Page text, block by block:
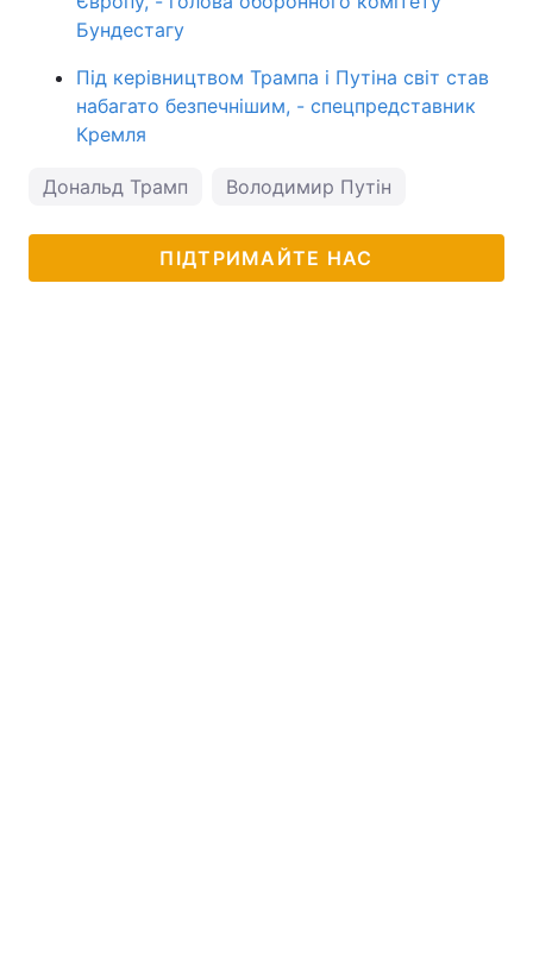
Бундестагу
Під керівництвом Трампа і Путіна світ став
набагато безпечнішим, - спецпредставник
Кремля
Дональд Трамп Володимир Путін
ПІДТРИМАЙТЕ НАС